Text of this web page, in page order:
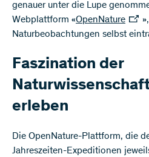
genauer unter die Lupe
Webplattform «OpenNature
Naturbeobachtungen selbst
Faszination der
erleben
Die OpenNature-Plattform, die
Jahreszeiten-Expeditionen